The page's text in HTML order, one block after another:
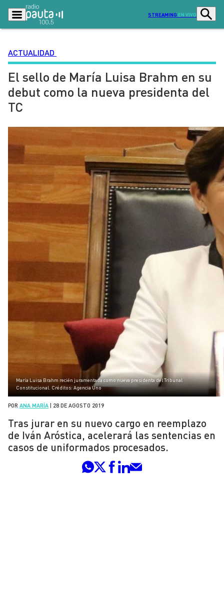
STREAMING EN VIVO
Podcasts Programas
Lo Último Actualidad
Radio en vivo Sostenibilidad
Tendencias Deportes
Entretención y Cultura Opinión
Dato en Pauta Señal 2
Contenido Patrocinado
ACTUALIDAD
El sello de María Luisa Brahm en su
debut como la nueva presidenta del
TC
María Luisa Brahm recién juramentada como nueva presidenta del Tribunal
Constitucional. Créditos: Agencia Uno
POR ANA MARÍA 28 DE AGOSTO 2019
Tras jurar en su nuevo cargo en reemplazo
de Iván Aróstica, acelerará las sentencias en
casos de uniformados procesados.